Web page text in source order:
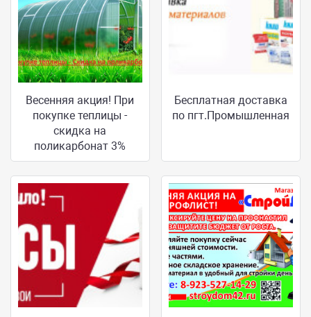
Весенняя акция! При
покупке теплицы -
скидка на
поликарбонат 3%
Бесплатная доставка
по пгт.Промышленная